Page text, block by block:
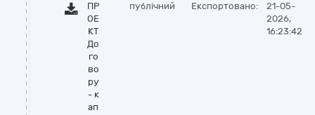
ПР
ОЕ
КТ
До
го
во
ру
- к
ап
публічний Експортовано:
21-05-
2026,
16:23:42